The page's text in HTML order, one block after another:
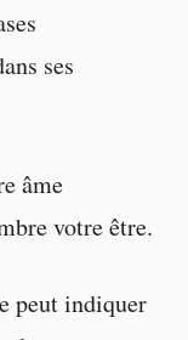
ses
âme
votre être.
peut indiquer